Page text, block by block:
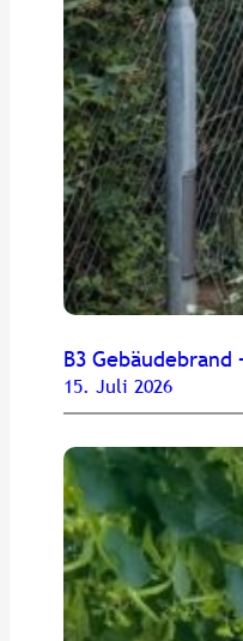
B3 Gebäudebrand
15. Juli 2026